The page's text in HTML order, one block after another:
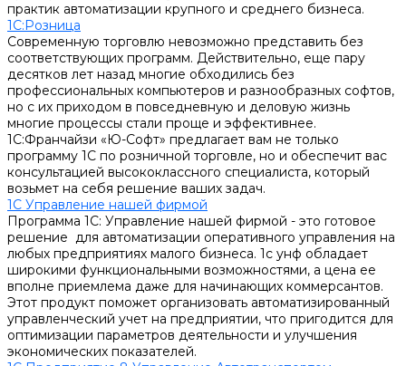
практик автоматизации крупного и среднего бизнеса.
1С:Розница
Современную торговлю невозможно представить без
соответствующих программ. Действительно, еще пару
десятков лет назад многие обходились без
профессиональных компьютеров и разнообразных софтов,
но с их приходом в повседневную и деловую жизнь
многие процессы стали проще и эффективнее.
1С:Франчайзи «Ю-Софт» предлагает вам не только
программу 1С по розничной торговле, но и обеспечит вас
консультацией высококлассного специалиста, который
возьмет на себя решение ваших задач.
1С Управление нашей фирмой
Программа 1С: Управление нашей фирмой - это готовое
решение для автоматизации оперативного управления на
любых предприятиях малого бизнеса. 1с унф обладает
широкими функциональными возможностями, а цена ее
вполне приемлема даже для начинающих коммерсантов.
Этот продукт поможет организовать автоматизированный
управленческий учет на предприятии, что пригодится для
оптимизации параметров деятельности и улучшения
экономических показателей.